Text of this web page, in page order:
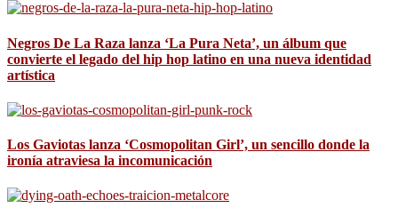
Negros De La Raza lanza ‘La Pura Neta’, un álbum que
convierte el legado del hip hop latino en una nueva identidad
artística
Los Gaviotas lanza ‘Cosmopolitan Girl’, un sencillo donde la
ironía atraviesa la incomunicación